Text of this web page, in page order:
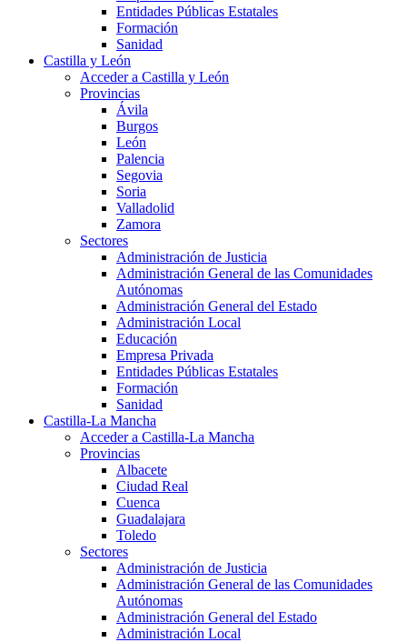
Entidades Públicas Estatales
Formación
Sanidad
Castilla y León
Acceder a Castilla y León
Provincias
Ávila
Burgos
León
Palencia
Segovia
Soria
Valladolid
Zamora
Sectores
Administración de Justicia
Administración General de las Comunidades
Autónomas
Administración General del Estado
Administración Local
Educación
Empresa Privada
Entidades Públicas Estatales
Formación
Sanidad
Castilla-La Mancha
Acceder a Castilla-La Mancha
Provincias
Albacete
Ciudad Real
Cuenca
Guadalajara
Toledo
Sectores
Administración de Justicia
Administración General de las Comunidades
Autónomas
Administración General del Estado
Administración Local